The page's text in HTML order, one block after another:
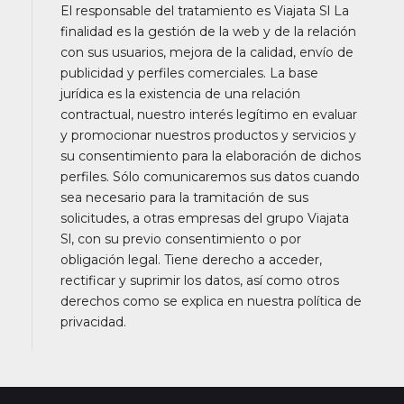
recorrido.
Nos reservamos el derecho de alterar los horarios de
los itinerarios detallados (bien para adaptarlos a la
época del año o cuando el guía lo considere
necesario) y en circunstancias excepcionales, los
puntos visitados o el orden de las visitas (averías,
retrasos por densidad de tráfico o climatológicos,
periodos o situaciones extremadamente
complicados). En la mayoría de las ocasiones estos
cambios de itinerario son previamente avisados y
dicha información aparece en las observaciones de su
bono.
Recomendamos a nuestros pasajeros leer con
atención los itinerarios detallados y toda la
información descrita en la página web de nuestro
proveedor de servicios (la cual se les indicará una vez
Imprima su bono final para actualizar toda la
El responsable del tratamiento es Viajata Sl La
finalidad es la gestión de la web y de la relación
con sus usuarios, mejora de la calidad, envío de
publicidad y perfiles comerciales. La base
jurídica es la existencia de una relación
contractual, nuestro interés legítimo en evaluar
y promocionar nuestros productos y servicios y
su consentimiento para la elaboración de dichos
perfiles. Sólo comunicaremos sus datos cuando
sea necesario para la tramitación de sus
solicitudes, a otras empresas del grupo Viajata
Sl, con su previo consentimiento o por
obligación legal. Tiene derecho a acceder,
rectificar y suprimir los datos, así como otros
derechos como se explica en nuestra política de
privacidad.